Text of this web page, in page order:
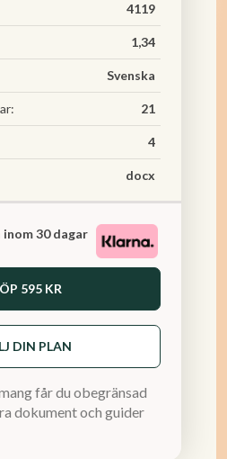
4119
1,34
Svenska
21
4
docx
inom 30 dagar
595 KR
DIN PLAN
får du obegränsad
dokument och guider